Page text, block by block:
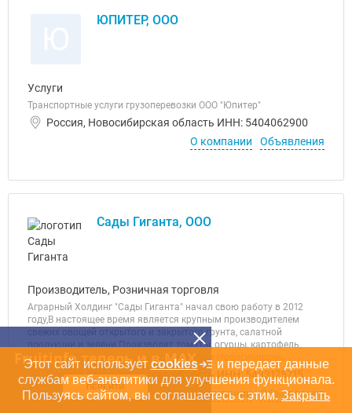
ЮПИТЕР, ООО
Услуги
Транспортные услуги грузоперевозки ООО "Юпитер"
Россия, Новосибирская область ИНН: 5404062900
О компании
Объявления
Сады Гиганта, ООО
Производитель, Розничная торговля
Аграрный Холдинг "Сады Гиганта" начал свою работу в 2012
году,В настоящее время является крупным производителем
свежих овощей открытого и закрытого грунта, салатной
продукции и зелени.Производит томаты, огурцы, картофель,
морковь, свекла, зелень. находимся мы в Новосибирске.
Россия, Новосибирская область ИНН: 5433175715
О компании
Объявления
Fruitinfo теперь и в MAX
ПЕРЕЙТИ
Этот сайт использует cookies
и передает данные
службам веб-аналитики для улучшения функционала.
Пользуясь сайтом, вы соглашаетесь с этим.Закрыть